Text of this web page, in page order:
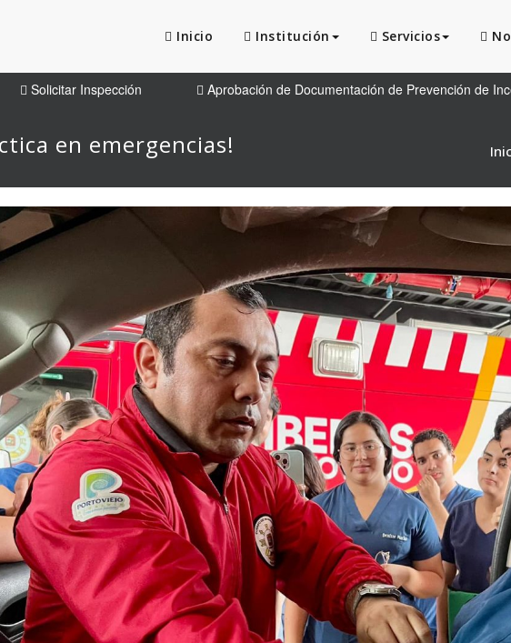
Inicio Institución Servicios
Solicitar Inspección Aprobación de Documentación de Prevención de
en emergencias!